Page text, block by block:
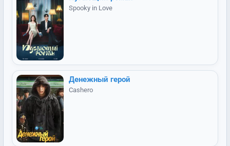
Spooky in Love
Денежный герой
Cashero